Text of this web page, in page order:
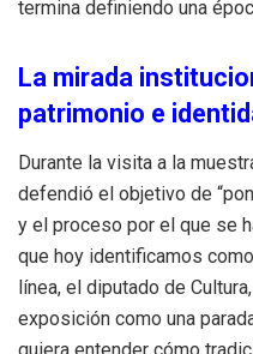
termina definiendo una
La mirada
patrimonio e
Durante la visita a la
defendió el objetivo de
y el proceso por el que se
que hoy identificamos
línea, el diputado de
exposición como una